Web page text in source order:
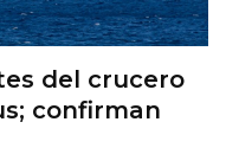
del crucero
confirman